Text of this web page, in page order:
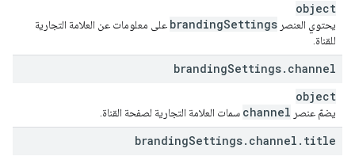
object
يحتوي العنصر brandingSettings
على معلومات عن العلامة التجارية
للقناة.
brandingSettings. channel
object
يضمّ عنصر channel سمات العلامة التجارية لصفحة القناة.
brandingSettings. channel . title